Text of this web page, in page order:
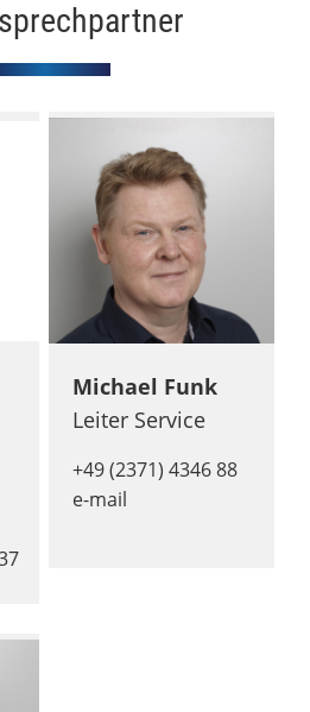
Michael Funk
Leiter Service
+49 (2371) 4346 88
e-mail